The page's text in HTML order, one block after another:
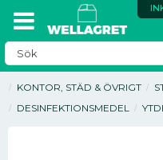
KONTOR, STÄD & ÖVRIGT
DESINFEKTIONSMEDEL